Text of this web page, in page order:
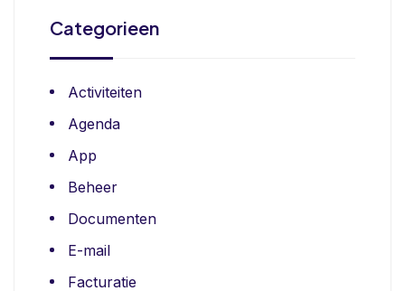
Categorieen
Activiteiten
Agenda
App
Beheer
Documenten
E-mail
Facturatie